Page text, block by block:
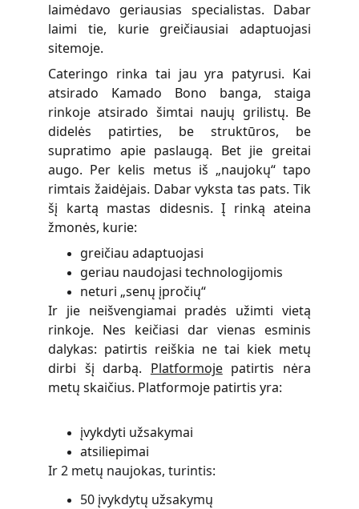
laimėdavo geriausias specialistas. Dabar
laimi tie, kurie greičiausiai adaptuojasi
sitemoje.
Cateringo rinka tai jau yra patyrusi. Kai
atsirado Kamado Bono banga, staiga
rinkoje atsirado šimtai naujų grilistų. Be
didelės patirties, be struktūros, be
supratimo apie paslaugą. Bet jie greitai
augo. Per kelis metus iš „naujokų“ tapo
rimtais žaidėjais. Dabar vyksta tas pats. Tik
šį kartą mastas didesnis. Į rinką ateina
žmonės, kurie:
greičiau adaptuojasi
geriau naudojasi technologijomis
neturi „senų įpročių“
Ir jie neišvengiamai pradės užimti vietą
rinkoje. Nes keičiasi dar vienas esminis
dalykas: patirtis reiškia ne tai kiek metų
dirbi šį darbą. Platformojepatirtis nėra
metų skaičius. Platformoje patirtis yra:
įvykdyti užsakymai
atsiliepimai
Ir 2 metų naujokas, turintis:
50 įvykdytų užsakymų